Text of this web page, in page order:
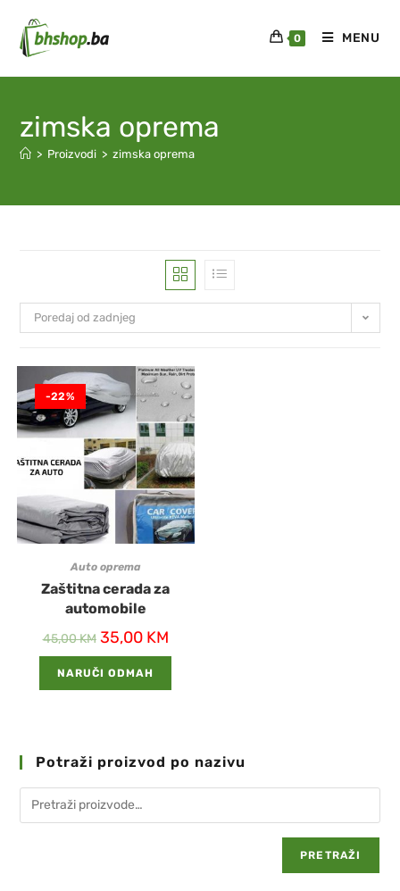
0 MENU
zimska oprema
> Proizvodi > zimska oprema
Poredaj od zadnjeg
-22%
Auto oprema
Zaštitna cerada za
automobile
45,00KM 35,00 KM
NARUČI ODMAH
Potraži proizvod po nazivu
PRETRAŽI